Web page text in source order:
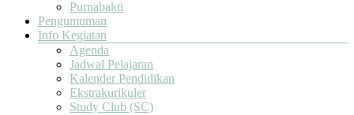
Purnabakti
Pengumuman
Info Kegiatan
Agenda
Jadwal Pelajaran
Kalender Pendidikan
Ekstrakurikuler
Study Club (SC)